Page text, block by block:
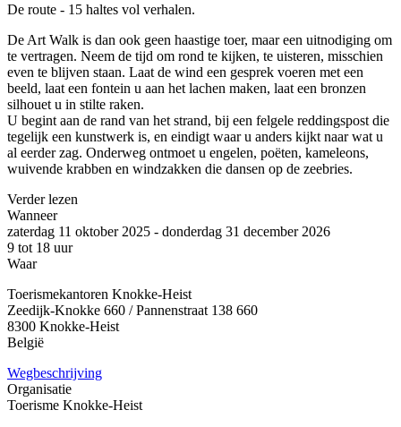
De route - 15 haltes vol verhalen.
De Art Walk is dan ook geen haastige toer, maar een uitnodiging om
te vertragen. Neem de tijd om rond te kijken, te uisteren, misschien
even te blijven staan. Laat de wind een gesprek voeren met een
beeld, laat een fontein u aan het lachen maken, laat een bronzen
silhouet u in stilte raken.
U begint aan de rand van het strand, bij een felgele reddingspost die
tegelijk een kunstwerk is, en eindigt waar u anders kijkt naar wat u
al eerder zag. Onderweg ontmoet u engelen, poëten, kameleons,
wuivende krabben en windzakken die dansen op de zeebries.
Verder lezen
Wanneer
zaterdag 11 oktober 2025 - donderdag 31 december 2026
9 tot 18 uur
Waar
Toerismekantoren Knokke-Heist
Zeedijk-Knokke 660 / Pannenstraat 138 660
8300 Knokke-Heist
België
Wegbeschrijving
Organisatie
Toerisme Knokke-Heist